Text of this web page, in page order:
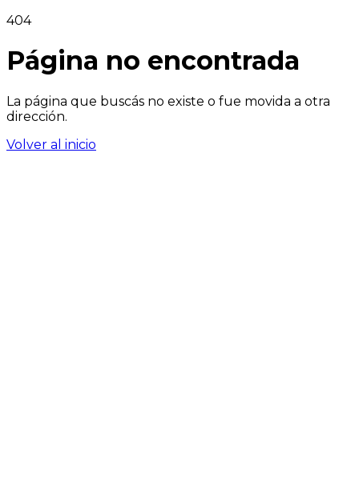
404
Página no encontrada
La página que buscás no existe o fue movida a otra
dirección.
Volver al inicio